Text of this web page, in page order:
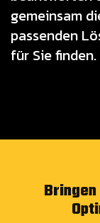
gemeinsam
passenden
für Sie finden.